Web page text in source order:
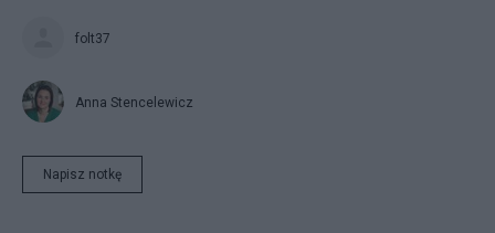
folt37
Anna Stencelewicz
Napisz notkę